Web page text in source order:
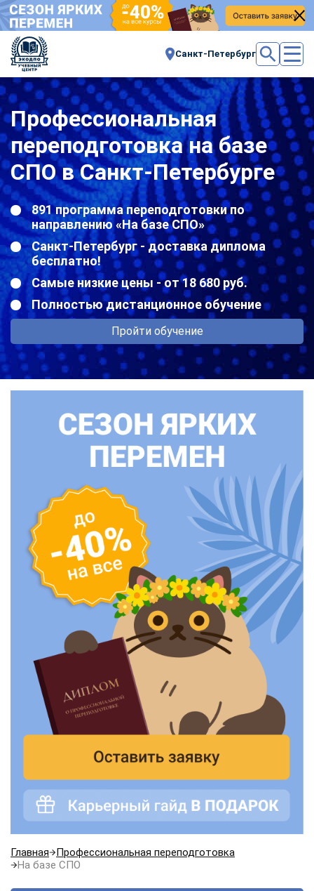
Санкт-Петербург
Профессиональная
переподготовка на базе
СПО в Санкт-Петербурге
891 программа переподготовки по
направлению «На базе СПО»
Санкт-Петербург - доставка диплома
бесплатно!
Самые низкие цены - от 18 680 руб.
Полностью дистанционное обучение
Пройти обучение
Главная
Профессиональная переподготовка
На базе СПО